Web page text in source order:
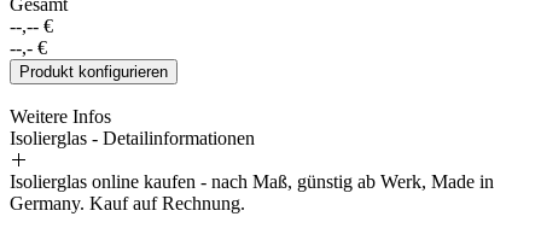
--,-- €
--,- €
Produkt konfigurieren
Weitere Infos
Isolierglas - Detailinformationen
Isolierglas online kaufen - nach Maß, günstig ab Werk, Made in
Germany. Kauf auf Rechnung.